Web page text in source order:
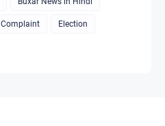
Complaint Election